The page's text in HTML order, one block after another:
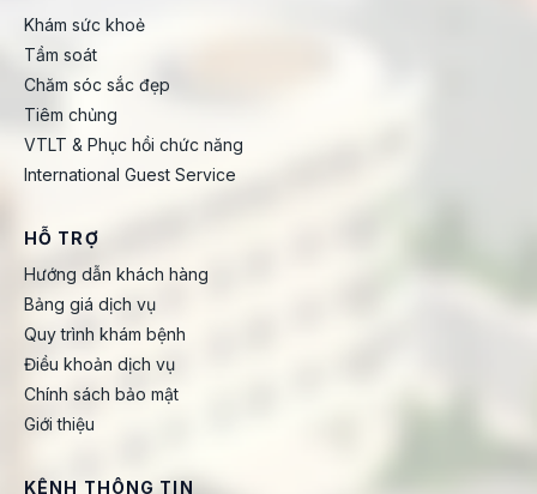
Khám sức khoẻ
Tầm soát
Chăm sóc sắc đẹp
Tiêm chủng
VTLT & Phục hồi chức năng
International Guest Service
HỖ TRỢ
Hướng dẫn khách hàng
Bảng giá dịch vụ
Quy trình khám bệnh
Điều khoản dịch vụ
Chính sách bảo mật
Giới thiệu
KÊNH THÔNG TIN